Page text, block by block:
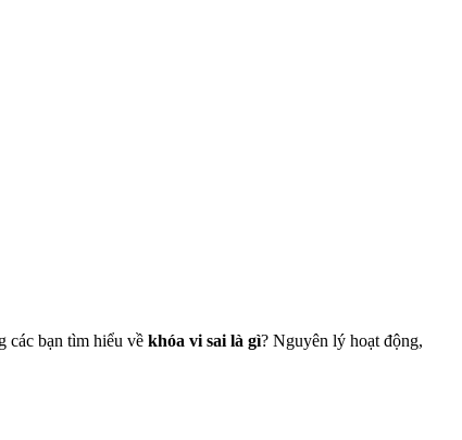
các bạn tìm hiểu về khóa vi sai là gì? Nguyên lý hoạt động,